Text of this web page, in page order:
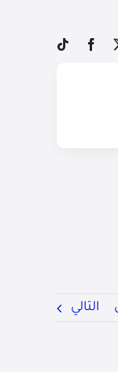
التالي